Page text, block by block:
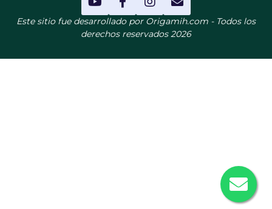
Este sitio fue desarrollado por Origamih.com - Todos los
derechos reservados 2026